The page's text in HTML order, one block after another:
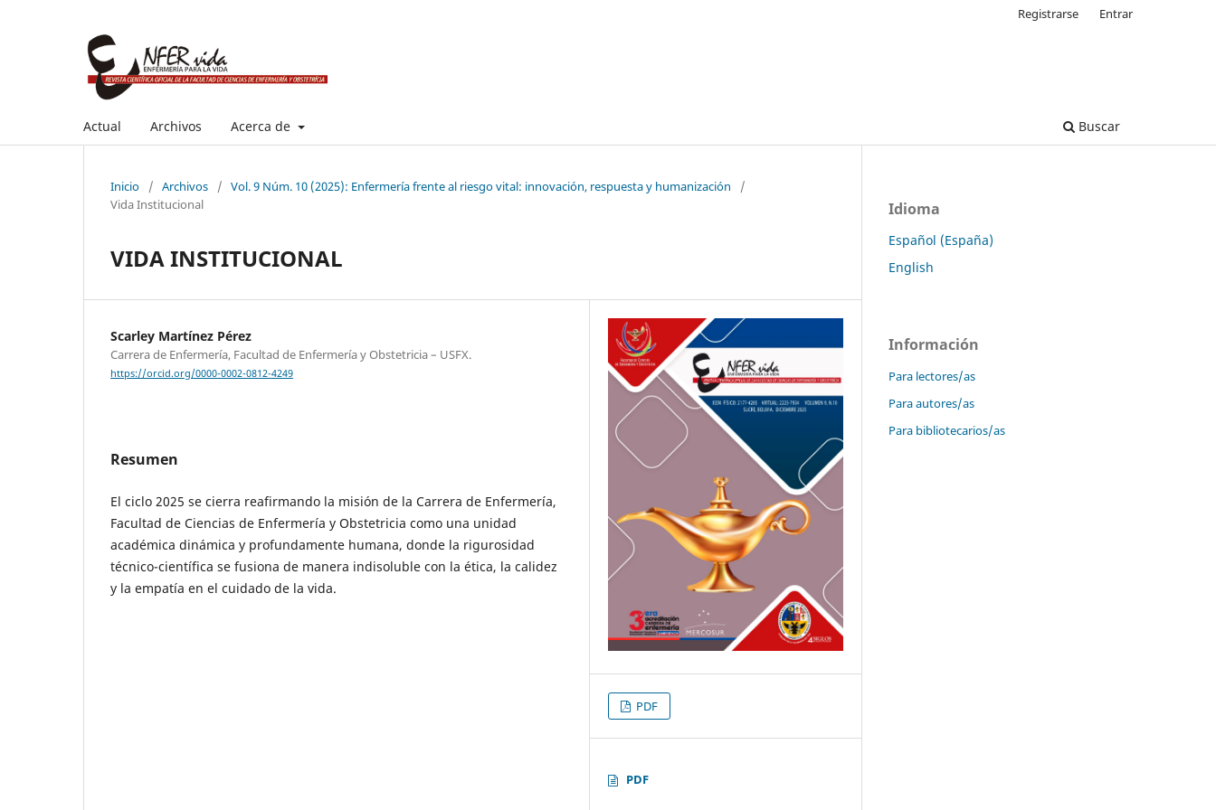
Actual Archivos Acerca de Buscar
Registrarse Entrar
Inicio / Archivos / Vol. 9 Núm. 10 (2025): Enfermería frente al riesgo vital: innovación, respuesta y humanización
/
Vida Institucional
VIDA INSTITUCIONAL
Scarley Martínez Pérez
Carrera de Enfermería, Facultad de Enfermería y Obstetricia – USFX.
https://orcid.org/0000-0002-0812-4249
Resumen
El ciclo 2025 se cierra reafirmando la misión de la Carrera de Enfermería,
Facultad de Ciencias de Enfermería y Obstetricia como una unidad
académica dinámica y profundamente humana, donde la rigurosidad
técnico-científica se fusiona de manera indisoluble con la ética, la calidez
y la empatía en el cuidado de la vida.
PDF
PDF
Idioma
Español (España)
English
Información
Para lectores/as
Para autores/as
Para bibliotecarios/as